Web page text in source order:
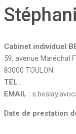
Cabinet individuel
59, avenue Maréchal
83000 TOULON
TEL :
EMAIL :
Date de prestation